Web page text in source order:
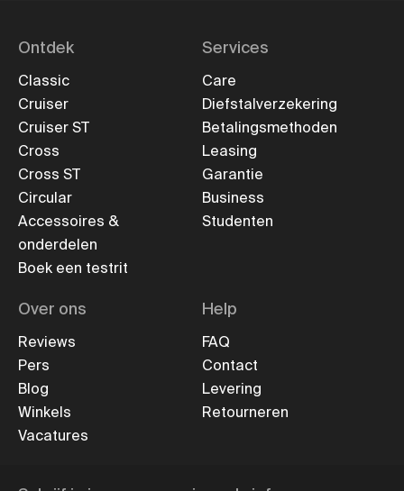
Ontdek
Classic
Cruiser
Cruiser ST
Cross
Cross ST
Circular
Accessoires &
onderdelen
Boek een testrit
Services
Care
Diefstalverzekering
Betalingsmethoden
Leasing
Garantie
Business
Studenten
Over ons
Reviews
Pers
Blog
Winkels
Vacatures
Help
FAQ
Contact
Levering
Retourneren